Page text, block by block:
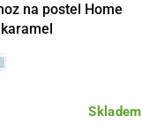
na postel Home
Skladem